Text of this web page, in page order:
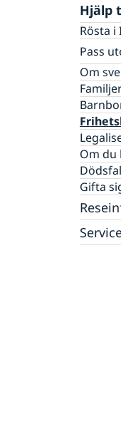
Hjälp
Rösta i
Pass
Pass i
Förlust
Om
Om du
Gifta